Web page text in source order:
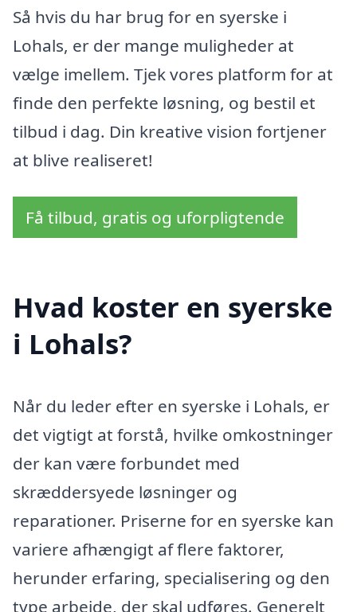
Så hvis du har brug for en syerske i
Lohals, er der mange muligheder at
vælge imellem. Tjek vores platform for at
finde den perfekte løsning, og bestil et
tilbud i dag. Din kreative vision fortjener
at blive realiseret!
Få tilbud, gratis og uforpligtende
Hvad koster en syerske
i Lohals?
Når du leder efter en syerske i Lohals, er
det vigtigt at forstå, hvilke omkostninger
der kan være forbundet med
skræddersyede løsninger og
reparationer. Priserne for en syerske kan
variere afhængigt af flere faktorer,
herunder erfaring, specialisering og den
type arbejde, der skal udføres. Generelt